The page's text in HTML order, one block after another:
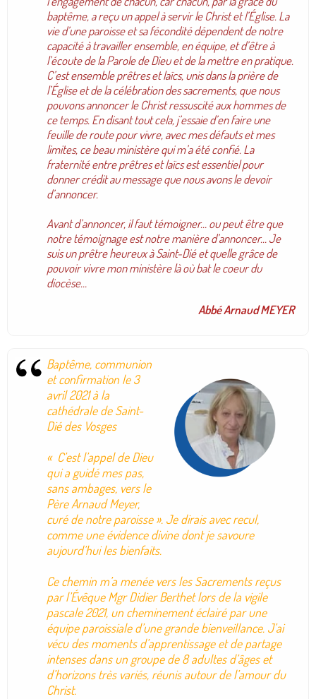
baptême, a reçu un appel à servir le Christ et l’Église. La
vie d’une paroisse et sa fécondité dépendent de notre
capacité à travailler ensemble, en équipe, et d’être à
l’écoute de la Parole de Dieu et de la mettre en pratique.
C’est ensemble prêtres et laïcs, unis dans la prière de
l’Église et de la célébration des sacrements, que nous
pouvons annoncer le Christ ressuscité aux hommes de
ce temps. En disant tout cela, j’essaie d’en faire une
feuille de route pour vivre, avec mes défauts et mes
limites, ce beau ministère qui m’a été confié. La
fraternité entre prêtres et laïcs est essentiel pour
donner crédit au message que nous avons le devoir
d’annoncer.
Avant d’annoncer, il faut témoigner… ou peut être que
notre témoignage est notre manière d’annoncer… Je
suis un prêtre heureux à Saint-Dié et quelle grâce de
pouvoir vivre mon ministère là où bat le coeur du
diocèse…
Abbé Arnaud MEYER
Baptême, communion
et confirmation le 3
avril 2021 à la
cathédrale de Saint-
Dié des Vosges
« C’est l’appel de Dieu
qui a guidé mes pas,
sans ambages, vers le
Père Arnaud Meyer,
curé de notre paroisse ». Je dirais avec recul,
comme une évidence divine dont je savoure
aujourd’hui les bienfaits.
Ce chemin m’a menée vers les Sacrements reçus
par l’Évêque Mgr Didier Berthet lors de la vigile
pascale 2021, un cheminement éclairé par une
équipe paroissiale d’une grande bienveillance. J’ai
vécu des moments d’apprentissage et de partage
intenses dans un groupe de 8 adultes d’âges et
d’horizons très variés, réunis autour de l’amour du
Christ.